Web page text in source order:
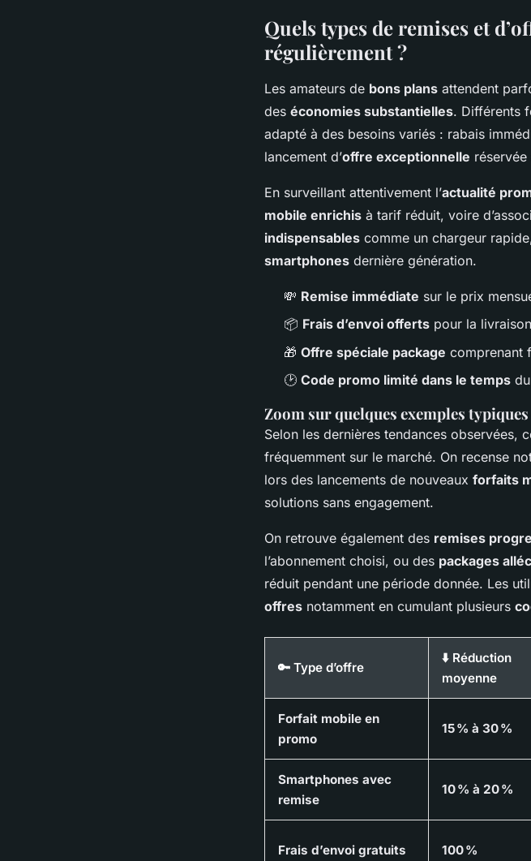
Quels types de remises et
régulièrement ?
Les amateurs de bons plans attendent
des économies substantielles. Différents
adapté à des besoins variés : rabais
lancement d’offre exceptionnelle
En surveillant attentivement l’actualité
mobile enrichis à tarif réduit, voire
indispensables comme un chargeur
smartphones dernière génération.
💸 Remise immédiate sur le prix
📦 Frais d’envoi offerts pour la
🎁 Offre spéciale package comprenant
🕑 Code promo limité dans le temps
Zoom sur quelques exemples
Selon les dernières tendances observées,
fréquemment sur le marché. On recense
lors des lancements de nouveaux forfaits
solutions sans engagement.
On retrouve également des remises
l’abonnement choisi, ou des packages
réduit pendant une période donnée. Les
offres notamment en cumulant plusieurs
🔑 Type d’offre
⬇️ Réduction
moyenne
Forfait mobile en
promo
15 % à 30 %
Smartphones avec
remise
10 % à 20 %
Frais d’envoi gratuits 100 %